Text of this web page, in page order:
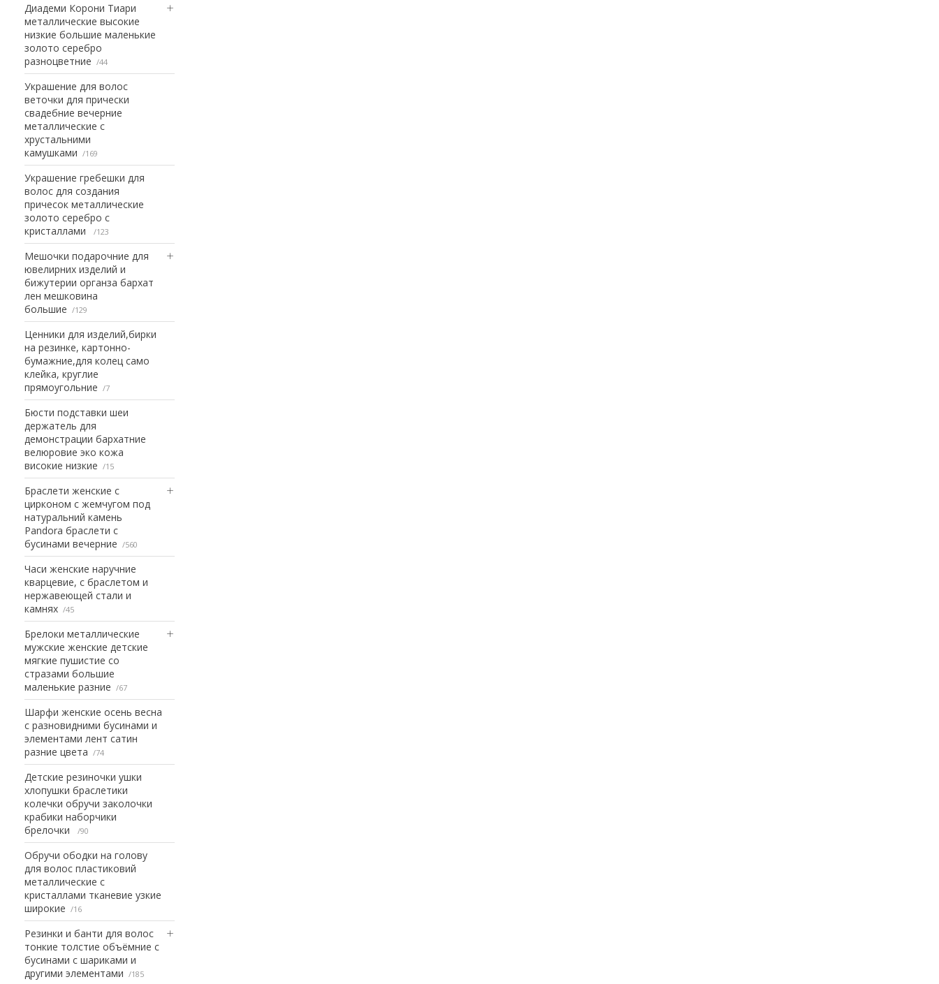
Диадеми Корони Тиари
металлические высокие
низкие большие маленькие
золото серебро
разноцветние
44
Украшение для волос
веточки для прически
свадебние вечерние
металлические с
хрустальними
камушками
169
Украшение гребешки для
волос для создания
причесок металлические
золото серебро с
кристаллами
123
Мешочки подарочние для
ювелирних изделий и
бижутерии органза бархат
лен мешковина
большие
129
Ценники для изделий,бирки
на резинке, картонно-
бумажние,для колец само
клейка, круглие
прямоугольние
7
Бюсти подставки шеи
держатель для
демонстрации бархатние
велюровие эко кожа
високие низкие
15
Браслети женские с
цирконом с жемчугом под
натуральний камень
Pandora браслети с
бусинами вечерние
560
Часи женские наручние
кварцевие, с браслетом и
нержавеющей стали и
камнях
45
Брелоки металлические
мужские женские детские
мягкие пушистие со
стразами большие
маленькие разние
67
Шарфи женские осень весна
с разновидними бусинами и
элементами лент сатин
разние цвета
74
Детские резиночки ушки
хлопушки браслетики
колечки обручи заколочки
крабики наборчики
брелочки
90
Обручи ободки на голову
для волос пластиковий
металлические с
кристаллами тканевие узкие
широкие
16
Резинки и банти для волос
тонкие толстие объёмние с
бусинами с шариками и
другими элементами
185